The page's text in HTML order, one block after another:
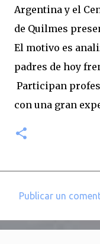
Argentina y el
de Quilmes
El motivo es
padres de hoy
Participan
con una gran
Publicar un